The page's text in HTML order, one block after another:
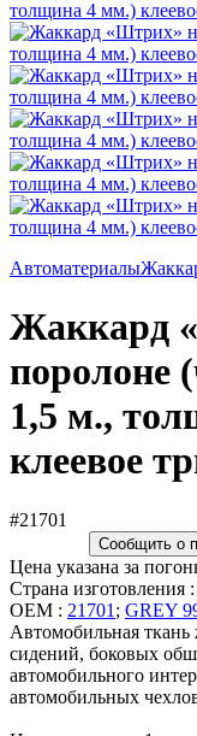
Автоматериалы
Жаккард
поролоне
1,5 м.,
клеевое
#21701
Сообщить о
Цена указана за
Страна изготовления
OEM : 21701 ; GREY
Автомобильная ткань
сидений, боковых
автомобильного
автомобильных